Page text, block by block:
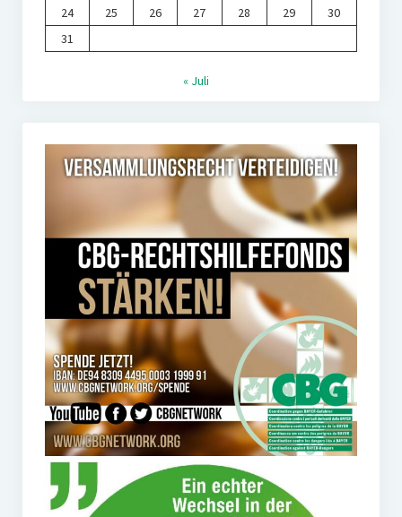
24 25 26 27 28 29
30
31
« Juli